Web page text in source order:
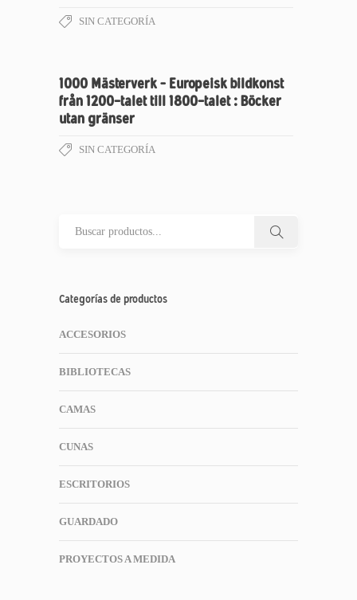
SIN CATEGORÍA
1000 Mästerverk – Europeisk bildkonst
från 1200-talet till 1800-talet : Böcker
utan gränser
SIN CATEGORÍA
Categorías de productos
ACCESORIOS
BIBLIOTECAS
CAMAS
CUNAS
ESCRITORIOS
GUARDADO
PROYECTOS A MEDIDA